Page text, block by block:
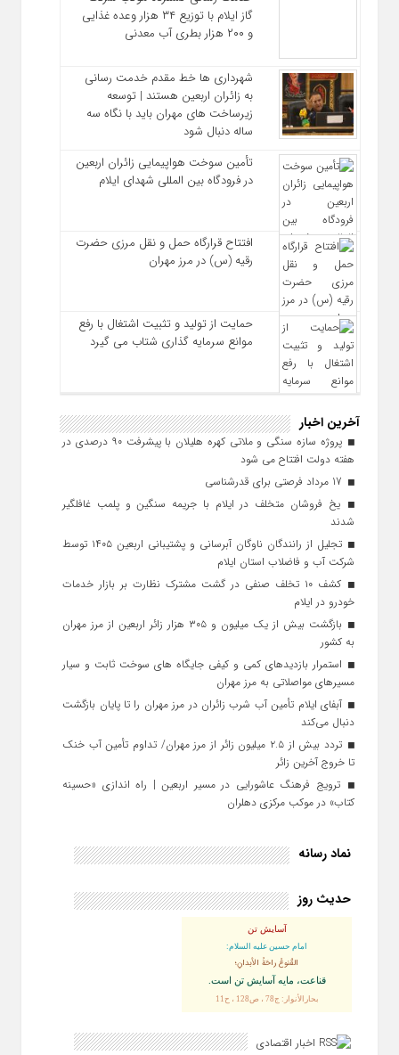
گاز ایلام با توزیع ۳۴ هزار وعده غذایی
و ۲۰۰ هزار بطری آب معدنی
شهرداری‌ ها خط مقدم خدمت ‌رسانی
به زائران اربعین هستند | توسعه
زیرساخت ‌های مهران باید با نگاه سه‌
ساله دنبال شود
تأمین سوخت هواپیمایی زائران اربعین
در فرودگاه بین المللی شهدای ایلام
افتتاح قرارگاه حمل‌ و نقل مرزی حضرت
رقیه (س) در مرز مهران
حمایت از تولید و تثبیت اشتغال با رفع
موانع سرمایه‌ گذاری شتاب می‌ گیرد
آخرین اخبار
پروژه سازه سنگی و ملاتی کهره هلیلان با پیشرفت ۹۰ درصدی در
هفته دولت افتتاح می شود
یخ‌ فروشان متخلف در ایلام با جریمه سنگین و پلمب غافلگیر
شدند
تجلیل از رانندگان ناوگان آبرسانی و پشتیبانی اربعین ۱۴۰۵ توسط
شرکت آب و فاضلاب استان ایلام
کشف ۱۰ تخلف صنفی در گشت مشترک نظارت بر بازار خدمات
خودرو در ایلام
بازگشت بیش از یک میلیون و ۳۰۵ هزار زائر اربعین از مرز مهران
به کشور
استمرار بازدیدهای کمی و کیفی جایگاه‌ های سوخت ثابت و سیار
مسیرهای مواصلاتی به مرز مهران
آبفای ایلام تأمین آب شرب زائران در مرز مهران را تا پایان بازگشت
دنبال می‌کند
تردد بیش از ۲.۵ میلیون زائر از مرز مهران/ تداوم تأمین آب خنک
تا خروج آخرین زائر
ترویج فرهنگ عاشورایی در مسیر اربعین | راه‌ اندازی «حسینه
کتاب» در موکب مرکزی دهلران
نماد رسانه
حدیث روز
آسایش تن
امام حسین علیه السلام:
القُنوعُ راحَةُ الأبدانِ؛
قناعت، مايه آسايش تن است.
بحارالأنوار: ج78 ، ص128 ، ح11
اخبار اقتصادی